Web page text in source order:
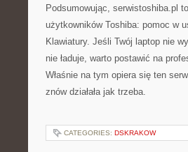
Podsumowując, serwistoshiba.pl
użytkowników Toshiba: pomoc w
Klawiatury. Jeśli Twój laptop nie
nie ładuje, warto postawić na
Właśnie na tym opiera się ten
znów działała jak trzeba.
CATEGORIES: DSKRAKOW